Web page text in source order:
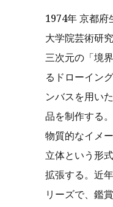
1974年 京都府
大学院芸術研
三次元の「境
るドローイン
ンバスを用い
品を制作する
物質的なイメ
立体という形
拡張する。近
リーズで、鑑